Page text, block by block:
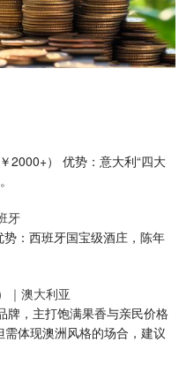
2000+） 优势：意大利“四大
牙
：西班牙国宝级酒庄，陈年
｜澳大利亚
牌，主打饱满果香与亲民价格
需体现澳洲风格的场合，建议